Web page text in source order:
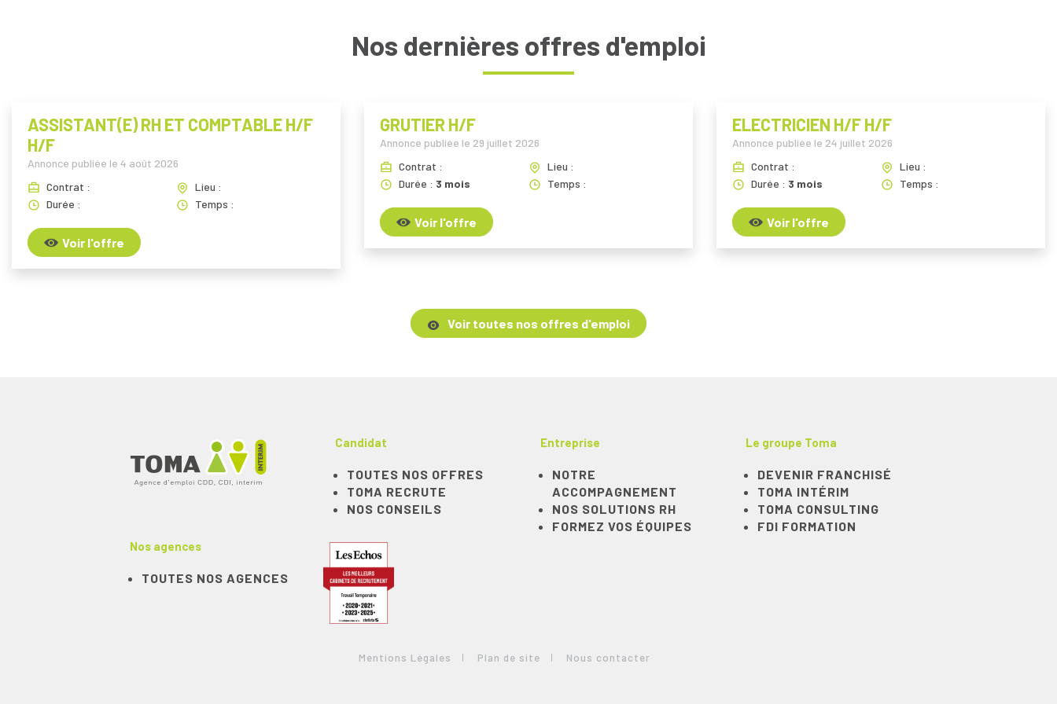
Nos dernières offres d'emploi
ASSISTANT(E) RH ET COMPTABLE H/F
H/F
Annonce publiée le 4 août 2026
Contrat :
Lieu :
Durée :
Temps :
Voir l'offre
GRUTIER H/F
Annonce publiée le 29 juillet 2026
Contrat :
Lieu :
Durée : 3 mois Temps :
Voir l'offre
ELECTRICIEN H/F H/F
Annonce publiée le 24 juillet 2026
Contrat :
Lieu :
Durée : 3 mois Temps :
Voir l'offre
Voir toutes nos offres d'emploi
Nos agences
TOUTES NOS AGENCES
Candidat
TOUTES NOS OFFRES
TOMA RECRUTE
NOS CONSEILS
Entreprise
NOTRE
ACCOMPAGNEMENT
NOS SOLUTIONS RH
FORMEZ VOS ÉQUIPES
Le groupe Toma
DEVENIR FRANCHISÉ
TOMA INTÉRIM
TOMA CONSULTING
FDI FORMATION
Mentions Légales Plan de site Nous contacter